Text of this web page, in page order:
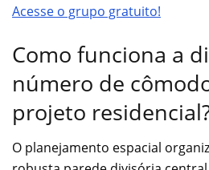
Acesse o grupo gratuito!
Como funciona a
número de
projeto
O planejamento espacial